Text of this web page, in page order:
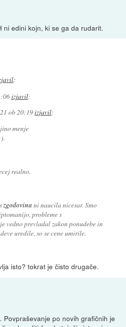
ni edini kojn, ki se ga da rudarit.
:
izjavil:
ob 20:19izjavil:
menje
realno.
zgodovina ni naucila nicesar. Smo
probleme s
vedno prevladal zakon ponudebe in
uredile, so se cene umirile.
isto? tokrat je čisto drugače.
Povpraševanje po novih grafičnih je